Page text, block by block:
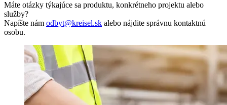
Máte otázky týkajúce sa produktu, konkrétneho projektu alebo
služby?
Napíšte nám odbyt@kreisel.sk alebo nájdite správnu kontaktnú
osobu.